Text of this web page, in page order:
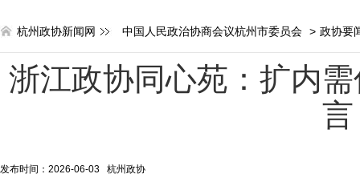
杭州政协新闻网 中国人民政治协商会议杭州市委员会 > 政协要
浙江政协同心苑：扩内
发布时间：2026-06-03 杭州政协